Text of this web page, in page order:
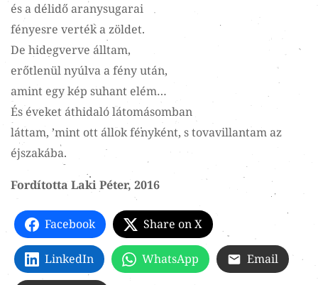
és a délidő aranysugarai
fényesre verték a zöldet.
De hidegverve álltam,
erőtlenül nyúlva a fény után,
amint egy kép suhant elém…
És éveket áthidaló látomásomban
láttam, ’mint ott állok fényként, s tovavillantam az
éjszakába.
Fordította Laki Péter, 2016
Facebook Share on X
LinkedIn WhatsApp Email